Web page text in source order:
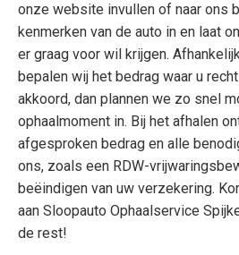
onze website invullen of naar ons
kenmerken van de auto in en laat
er graag voor wil krijgen.
bepalen wij het bedrag waar u
akkoord, dan plannen we zo snel
ophaalmoment in. Bij het afhalen
afgesproken bedrag en alle
ons, zoals een RDW-
beëindigen van uw verzekering.
aan Sloopauto Ophaalservice
de rest!